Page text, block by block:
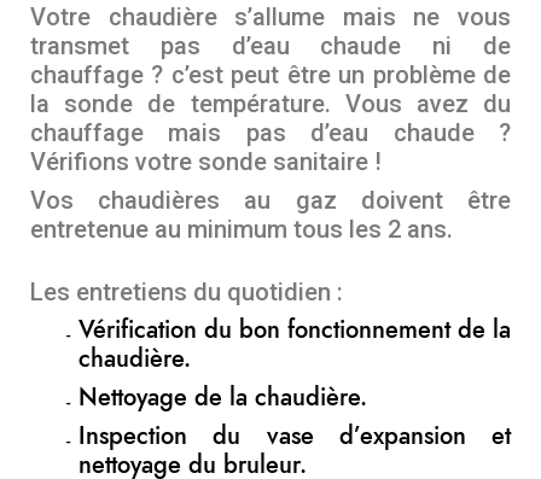
Votre chaudière s’allume mais ne vous
transmet pas d’eau chaude ni de
chauffage ? c’est peut être un problème de
la sonde de température. Vous avez du
chauffage mais pas d’eau chaude ?
Vérifions votre sonde sanitaire !
Vos chaudières au gaz doivent être
entretenue au minimum tous les 2 ans.
Les entretiens du quotidien :
Vérification du bon fonctionnement de la
chaudière.
Nettoyage de la chaudière.
Inspection du vase d’expansion et
nettoyage du bruleur.